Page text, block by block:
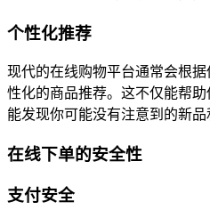
个性化推荐
现代的在线购物平台通常会根
性化的商品推荐。这不仅能帮
能发现你可能没有注意到的新品
在线下单的安全性
支付安全